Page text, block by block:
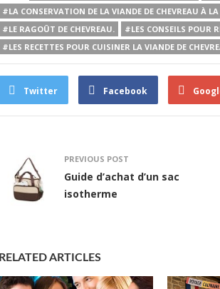
#LA CONSERVATION DE LA VIANDE DE CHEVREAU À
#LE RAGOÛT DE CHEVREAU.
#LES CONSEILS POUR
#LES RECETTES POUR CUISINER LA VIANDE DE
Twitter Facebook
PREVIOUS POST
Guide d’achat d’un sac
isotherme
RELATED ARTICLES